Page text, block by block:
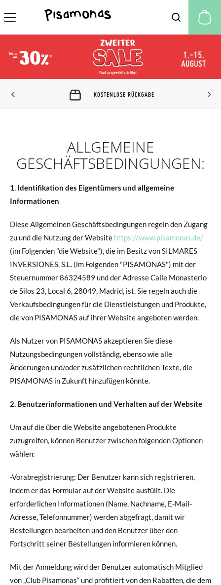
KOSTENLOSE RÜCKGABE
ALLGEMEINE
GESCHÄFTSBEDINGUNGEN:
1. Identifikation des Eigentümers und allgemeine
Informationen
Diese Allgemeinen Geschäftsbedingungen regeln den Zugang
zu und die Nutzung der Website https://www.pisamonas.de/
(im Folgenden "die Website"), die im Besitz von SILMARES
INVERSIONES, S.L. (im Folgenden "PISAMONAS") mit der
Steuernummer 86324589 und der Adresse Calle Monasterio
de Silos 23, Local 6, 28049, Madrid, ist. Sie regeln auch die
Verkaufsbedingungen für die Dienstleistungen und Produkte,
die von PISAMONAS auf ihrer Website angeboten werden.
Als Nutzer von PISAMONAS akzeptieren Sie diese
Nutzungsbedingungen vollständig, ebenso wie alle
Änderungen und/oder zusätzlichen rechtlichen Texte, die
PISAMONAS in Zukunft hinzufügen könnte.
2. Benutzerinformationen und Verhalten auf der Website
Um auf die über die Website angebotenen Produkte
zuzugreifen, können Benutzer zwischen folgenden Optionen
wählen:
-Vorabregistrierung: Der Benutzer kann sich registrieren,
indem er das Formular auf der Website ausfüllt. Die
erforderlichen Informationen (Name, Nachname, E-Mail-
Adresse, Telefonnummer) werden abgefragt, damit wir
Bestellungen bearbeiten und den Benutzer über den
Fortschritt seiner Bestellungen informieren können.
Mit der Anmeldung wird der Benutzer automatisch Mitglied
von „Club Pisamonas“ und profitiert von den Rabatten, die dem